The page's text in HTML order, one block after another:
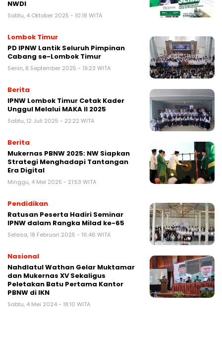
NWDI
Sabtu, 4 Oktober 2025 - 10:18 WITA
Lombok Timur
PD IPNW Lantik Seluruh Pimpinan
Cabang se-Lombok Timur
Senin, 8 September 2025 - 19:23 WITA
Berita
IPNW Lombok Timur Cetak Kader
Unggul Melalui MAKA II 2025
Sabtu, 12 Juli 2025 - 22:22 WITA
Berita
Mukernas PBNW 2025: NW Siapkan
Strategi Menghadapi Tantangan
Era Digital
Minggu, 4 Mei 2025 - 21:53 WITA
Pendidikan
Ratusan Peserta Hadiri Seminar
IPNW dalam Rangka Milad ke-65
Selasa, 18 Februari 2025 - 16:46 WITA
Nasional
Nahdlatul Wathan Gelar Muktamar
dan Mukernas XV Sekaligus
Peletakan Batu Pertama Kantor
PBNW di IKN
Sabtu, 4 Mei 2024 - 18:10 WITA